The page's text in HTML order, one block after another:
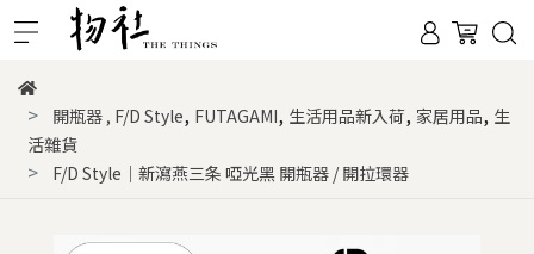
開瓶器 , F/D Style, FUTAGAMI, 生活用品新入荷, 家居用品, 生
活雜貨
F/D Style｜新瀉燕三条 啞光黑 開瓶器 / 開拉環器